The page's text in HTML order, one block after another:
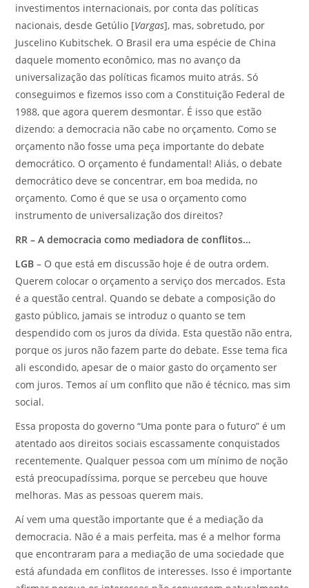
investimentos internacionais, por conta das políticas
nacionais, desde Getúlio [Vargas], mas, sobretudo, por
Juscelino Kubitschek. O Brasil era uma espécie de China
daquele momento econômico, mas no avanço da
universalização das políticas ficamos muito atrás. Só
conseguimos e fizemos isso com a Constituição Federal de
1988, que agora querem desmontar. É isso que estão
dizendo: a democracia não cabe no orçamento. Como se
orçamento não fosse uma peça importante do debate
democrático. O orçamento é fundamental! Aliás, o debate
democrático deve se concentrar, em boa medida, no
orçamento. Como é que se usa o orçamento como
instrumento de universalização dos direitos?
RR – A democracia como mediadora de conflitos…
LGB – O que está em discussão hoje é de outra ordem.
Querem colocar o orçamento a serviço dos mercados. Esta
é a questão central. Quando se debate a composição do
gasto público, jamais se introduz o quanto se tem
despendido com os juros da dívida. Esta questão não entra,
porque os juros não fazem parte do debate. Esse tema fica
ali escondido, apesar de o maior gasto do orçamento ser
com juros. Temos aí um conflito que não é técnico, mas sim
social.
Essa proposta do governo “Uma ponte para o futuro” é um
atentado aos direitos sociais escassamente conquistados
recentemente. Qualquer pessoa com um mínimo de noção
está preocupadíssima, porque se percebeu que houve
melhoras. Mas as pessoas querem mais.
Aí vem uma questão importante que é a mediação da
democracia. Não é a mais perfeita, mas é a melhor forma
que encontraram para a mediação de uma sociedade que
está afundada em conflitos de interesses. Isso é importante